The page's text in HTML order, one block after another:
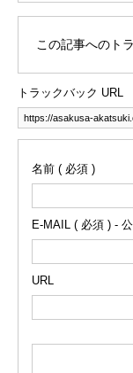
この記事へのト
トラックバック URL
名前 ( 必須 )
E-MAIL ( 必須 ) -
URL